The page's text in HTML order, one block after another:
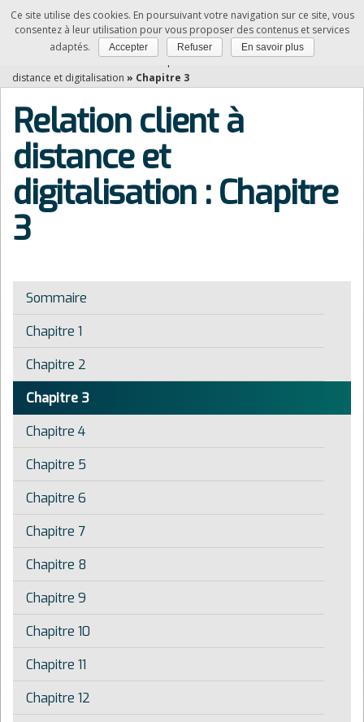
NDRC
Accueil»Matières professionnelles»Relation client à
distance et digitalisation » Chapitre 3
Relation client à
distance et
digitalisation : Chapitre
3
Sommaire
Chapitre 1
Chapitre 2
Chapitre 3
Chapitre 4
Chapitre 5
Chapitre 6
Chapitre 7
Chapitre 8
Chapitre 9
Chapitre 10
Chapitre 11
Chapitre 12
Ce site utilise des cookies. En poursuivant votre navigation sur ce site, vous
consentez à leur utilisation pour vous proposer des contenus et services
adaptés.
Accepter Refuser En savoir plus